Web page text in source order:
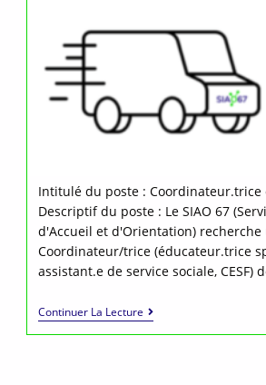
Intitulé du poste : Coordinateur.trice
Descriptif du poste : Le SIAO 67
d'Accueil et d'Orientation) recherche
Coordinateur/trice (éducateur.trice
assistant.e de service sociale, CESF)
Continuer La Lecture Offre
À